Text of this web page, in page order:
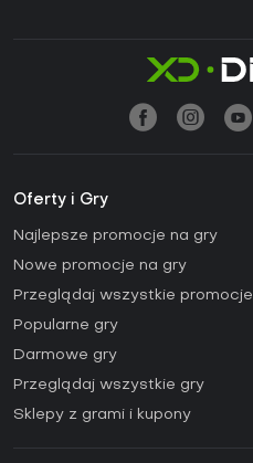
Oferty i Gry
Najlepsze promocje na gry
Nowe promocje na gry
Przeglądaj wszystkie promocje
Popularne gry
Darmowe gry
Przeglądaj wszystkie gry
Sklepy z grami i kupony